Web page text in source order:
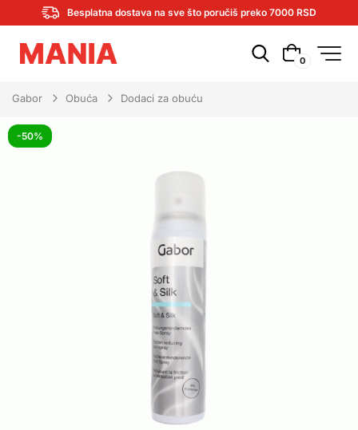
Besplatna dostava na sve što poručiš preko 7000 RSD
0
Gabor Obuća Dodaci za obuću
-50%